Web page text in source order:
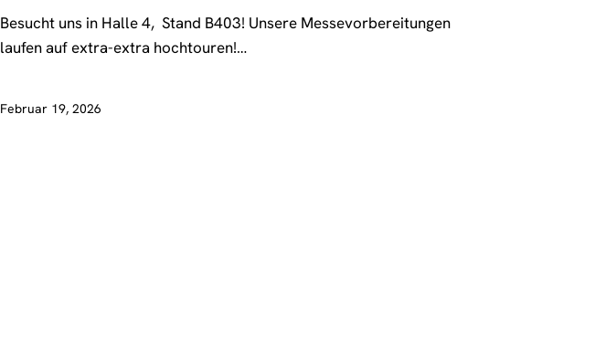
Besucht uns in Halle 4, Stand B403! Unsere Messevorbereitungen
laufen auf extra-extra hochtouren!…
Februar 19, 2026